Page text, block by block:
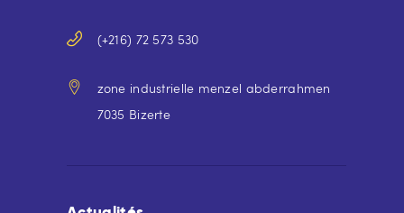
(+216) 72 573 530
zone industrielle menzel abderrahmen
7035 Bizerte